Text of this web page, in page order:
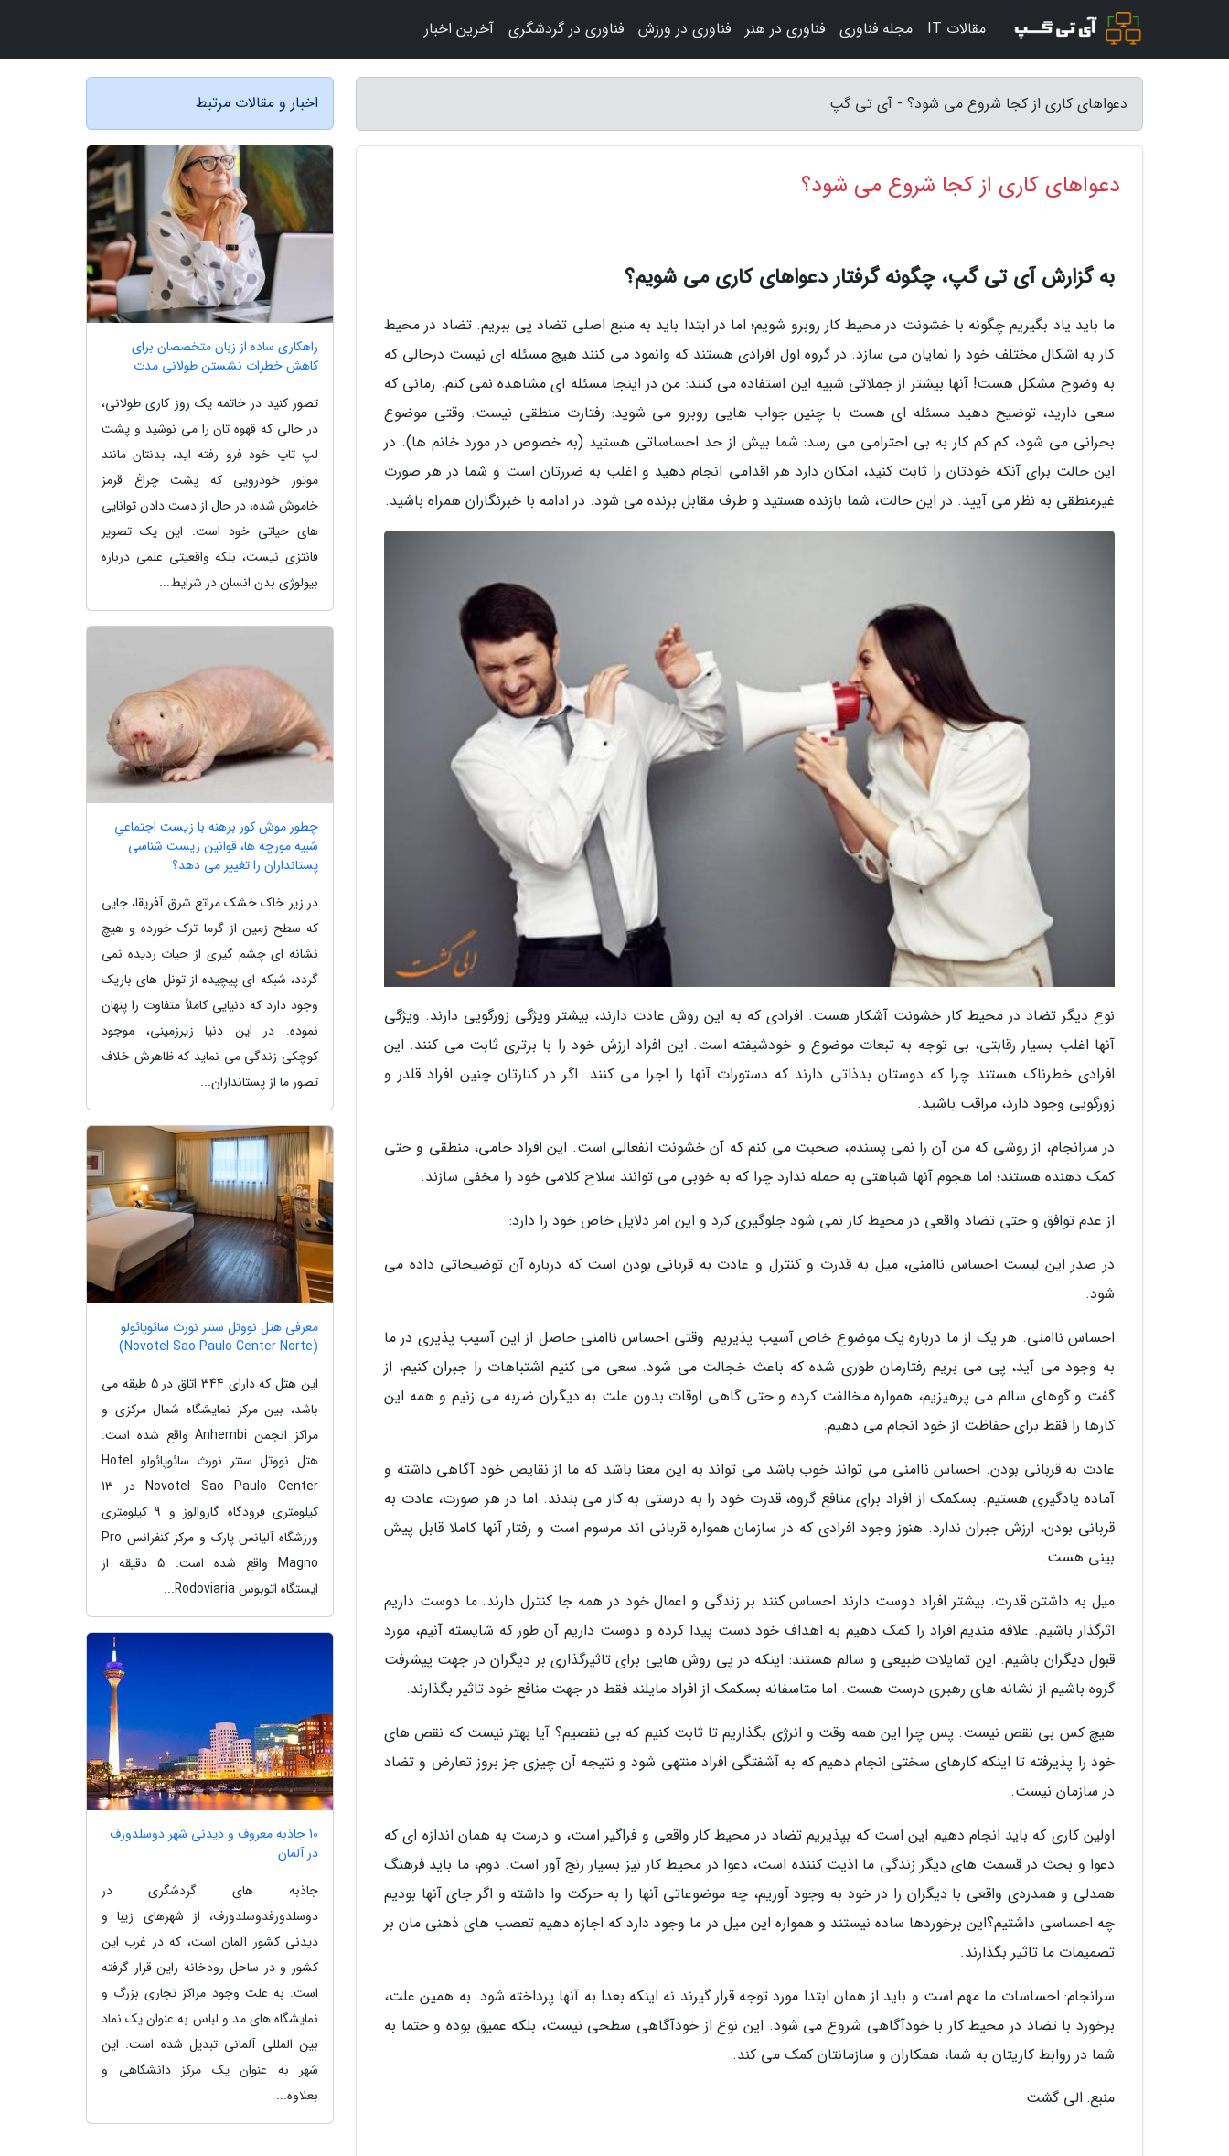
دعواهای کاری از کجا شروع می شود؟ - آی تی گپ
دعواهای کاری از کجا شروع می شود؟
به گزارش آی تی گپ، چگونه گرفتار دعواهای کاری می شویم؟
ما باید یاد بگیریم چگونه با خشونت در محیط کار روبرو شویم؛ اما در ابتدا باید به منبع اصلی تضاد پی ببریم. تضاد در محیط
کار به اشکال مختلف خود را نمایان می سازد. در گروه اول افرادی هستند که وانمود می کنند هیچ مسئله ای نیست درحالی که
به وضوح مشکل هست! آنها بیشتر از جملاتی شبیه این استفاده می کنند: من در اینجا مسئله ای مشاهده نمی کنم. زمانی که
سعی دارید، توضیح دهید مسئله ای هست با چنین جواب هایی روبرو می شوید: رفتارت منطقی نیست. وقتی موضوع
بحرانی می شود، کم کم کار به بی احترامی می رسد: شما بیش از حد احساساتی هستید (به خصوص در مورد خانم ها). در
این حالت برای آنکه خودتان را ثابت کنید، امکان دارد هر اقدامی انجام دهید و اغلب به ضررتان است و شما در هر صورت
غیرمنطقی به نظر می آیید. در این حالت، شما بازنده هستید و طرف مقابل برنده می شود. در ادامه با خبرنگاران همراه باشید.
نوع دیگر تضاد در محیط کار خشونت آشکار هست. افرادی که به این روش عادت دارند، بیشتر ویژگی زورگویی دارند. ویژگی
آنها اغلب بسیار رقابتی، بی توجه به تبعات موضوع و خودشیفته است. این افراد ارزش خود را با برتری ثابت می کنند. این
افرادی خطرناک هستند چرا که دوستان بدذاتی دارند که دستورات آنها را اجرا می کنند. اگر در کنارتان چنین افراد قلدر و
زورگویی وجود دارد، مراقب باشید.
در سرانجام، از روشی که من آن را نمی پسندم، صحبت می کنم که آن خشونت انفعالی است. این افراد حامی، منطقی و حتی
کمک دهنده هستند؛ اما هجوم آنها شباهتی به حمله ندارد چرا که به خوبی می توانند سلاح کلامی خود را مخفی سازند.
از عدم توافق و حتی تضاد واقعی در محیط کار نمی شود جلوگیری کرد و این امر دلایل خاص خود را دارد:
در صدر این لیست احساس ناامنی، میل به قدرت و کنترل و عادت به قربانی بودن است که درباره آن توضیحاتی داده می
شود.
احساس ناامنی. هر یک از ما درباره یک موضوع خاص آسیب پذیریم. وقتی احساس ناامنی حاصل از این آسیب پذیری در ما
به وجود می آید، پی می بریم رفتارمان طوری شده که باعث خجالت می شود. سعی می کنیم اشتباهات را جبران کنیم، از
گفت و گوهای سالم می پرهیزیم، همواره مخالفت کرده و حتی گاهی اوقات بدون علت به دیگران ضربه می زنیم و همه این
کارها را فقط برای حفاظت از خود انجام می دهیم.
عادت به قربانی بودن. احساس ناامنی می تواند خوب باشد می تواند به این معنا باشد که ما از نقایص خود آگاهی داشته و
آماده یادگیری هستیم. بسکمک از افراد برای منافع گروه، قدرت خود را به درستی به کار می بندند. اما در هر صورت، عادت به
قربانی بودن، ارزش جبران ندارد. هنوز وجود افرادی که در سازمان همواره قربانی اند مرسوم است و رفتار آنها کاملا قابل پیش
بینی هست.
میل به داشتن قدرت. بیشتر افراد دوست دارند احساس کنند بر زندگی و اعمال خود در همه جا کنترل دارند. ما دوست داریم
اثرگذار باشیم. علاقه مندیم افراد را کمک دهیم به اهداف خود دست پیدا کرده و دوست داریم آن طور که شایسته آنیم، مورد
قبول دیگران باشیم. این تمایلات طبیعی و سالم هستند: اینکه در پی روش هایی برای تاثیرگذاری بر دیگران در جهت پیشرفت
گروه باشیم از نشانه های رهبری درست هست. اما متاسفانه بسکمک از افراد مایلند فقط در جهت منافع خود تاثیر بگذارند.
هیچ کس بی نقص نیست. پس چرا این همه وقت و انرژی بگذاریم تا ثابت کنیم که بی نقصیم؟ آیا بهتر نیست که نقص های
خود را پذیرفته تا اینکه کارهای سختی انجام دهیم که به آشفتگی افراد منتهی شود و نتیجه آن چیزی جز بروز تعارض و تضاد
در سازمان نیست.
اولین کاری که باید انجام دهیم این است که بپذیریم تضاد در محیط کار واقعی و فراگیر است، و درست به همان اندازه ای که
دعوا و بحث در قسمت های دیگر زندگی ما اذیت کننده است، دعوا در محیط کار نیز بسیار رنج آور است. دوم، ما باید فرهنگ
همدلی و همدردی واقعی با دیگران را در خود به وجود آوریم، چه موضوعاتی آنها را به حرکت وا داشته و اگر جای آنها بودیم
چه احساسی داشتیم؟این برخوردها ساده نیستند و همواره این میل در ما وجود دارد که اجازه دهیم تعصب های ذهنی مان بر
تصمیمات ما تاثیر بگذارند.
سرانجام: احساسات ما مهم است و باید از همان ابتدا مورد توجه قرار گیرند نه اینکه بعدا به آنها پرداخته شود. به همین علت،
برخورد با تضاد در محیط کار با خودآگاهی شروع می شود. این نوع از خودآگاهی سطحی نیست، بلکه عمیق بوده و حتما به
شما در روابط کاریتان به شما، همکاران و سازمانتان کمک می کند.
منبع: الی گشت
اخبار و مقالات مرتبط
راهکاری ساده از زبان متخصصان برای
کاهش خطرات نشستن طولانی مدت
تصور کنید در خاتمه یک روز کاری طولانی،
در حالی که قهوه تان را می نوشید و پشت
لپ تاپ خود فرو رفته اید، بدنتان مانند
موتور خودرویی که پشت چراغ قرمز
خاموش شده، در حال از دست دادن توانایی
های حیاتی خود است. این یک تصویر
فانتزی نیست، بلکه واقعیتی علمی درباره
بیولوژی بدن انسان در شرایط...
چطور موش کور برهنه با زیست اجتماعیِ
شبیه مورچه ها، قوانین زیست شناسی
پستانداران را تغییر می دهد؟
در زیر خاک خشک مراتع شرق آفریقا، جایی
که سطح زمین از گرما ترک خورده و هیچ
نشانه ای چشم گیری از حیات ردیده نمی
گردد، شبکه ای پیچیده از تونل های باریک
وجود دارد که دنیایی کاملاً متفاوت را پنهان
نموده. در این دنیا زیرزمینی، موجود
کوچکی زندگی می نماید که ظاهرش خلاف
تصور ما از پستانداران...
معرفی هتل نووتل سنتر نورث سائوپائولو
(Novotel Sao Paulo Center Norte)
این هتل که دارای 344 اتاق در 5 طبقه می
باشد، بین مرکز نمایشگاه شمال مرکزی و
مراکز انجمن Anhembi واقع شده است.
هتل نووتل سنتر نورث سائوپائولو Hotel
Novotel Sao Paulo Center در 13
کیلومتری فرودگاه گاروالوز و 9 کیلومتری
ورزشگاه آلیانس پارک و مرکز کنفرانس Pro
Magno واقع شده است. 5 دقیقه از
ایستگاه اتوبوس Rodoviaria...
10 جاذبه معروف و دیدنی شهر دوسلدورف
در آلمان
جاذبه های گردشگری در
دوسلدورفدوسلدورف، از شهرهای زیبا و
دیدنی کشور آلمان است، که در غرب این
کشور و در ساحل رودخانه راین قرار گرفته
است. به علت وجود مراکز تجاری بزرگ و
نمایشگاه های مد و لباس به عنوان یک نماد
بین المللی آلمانی تبدیل شده است. این
شهر به عنوان یک مرکز دانشگاهی و
بعلاوه...
مقالات IT مجله فناوری فناوری در هنر فناوری در ورزش فناوری در گردشگری آخرین اخبار